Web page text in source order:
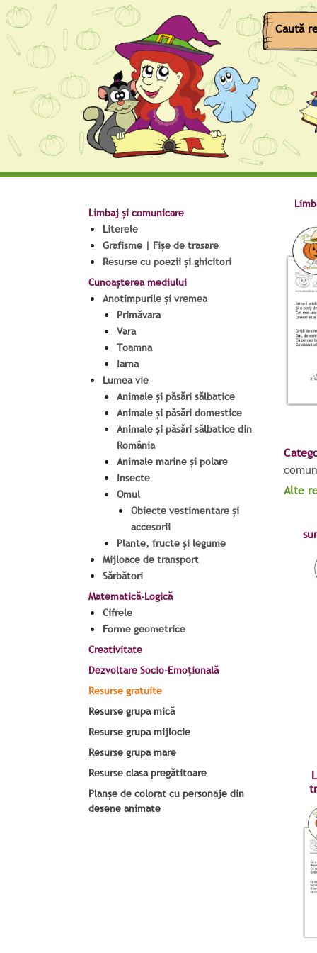
Limbaj și comunicare
Literele
Grafisme | Fișe de trasare
Resurse cu poezii și ghicitori
Cunoașterea mediului
Anotimpurile și vremea
Primăvara
Vara
Toamna
Iarna
Lumea vie
Animale și păsări sălbatice
Animale și păsări domestice
Animale și păsări sălbatice din
România
Animale marine și polare
Insecte
Omul
Obiecte vestimentare și
accesorii
Plante, fructe și legume
Mijloace de transport
Sărbători
Matematică-Logică
Cifrele
Forme geometrice
Creativitate
Dezvoltare Socio-Emoțională
Resurse gratuite
Resurse grupa mică
Resurse grupa mijlocie
Resurse grupa mare
Resurse clasa pregătitoare
Planșe de colorat cu personaje din
desene animate
Alte